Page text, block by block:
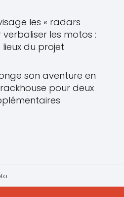
les « radars
les motos :
du projet
son aventure en
pour deux